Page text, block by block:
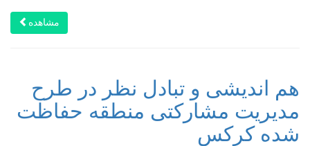
مشاهده
هم اندیشی و تبادل نظر در طرح
مدیریت مشارکتی منطقه حفاظت
شده کرکس